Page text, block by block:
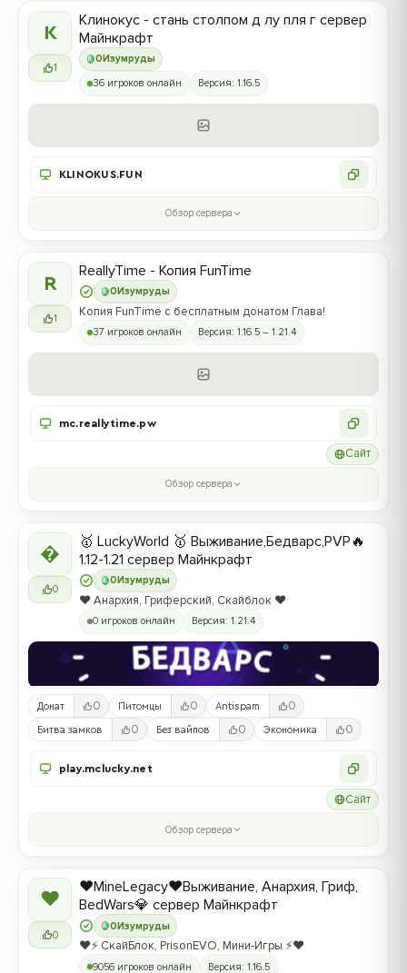
К
1
0 Изумруды
Клинокус - стань столпом д лу пля г сервер
Майнкрафт
36 игроков онлайн Версия: 1.16.5
KLINOKUS.FUN
Обзор сервера
R
1
0 Изумруды
ReallyTime - Копия FunTime
Копия FunTime с бесплатным донатом Глава!
37 игроков онлайн Версия: 1.16.5 – 1.21.4
mc.reallytime.pw
Сайт
Обзор сервера

0
0 Изумруды
🥇 LuckyWorld 🥇 Выживание,Бедварс,PVP🔥
1.12-1.21 сервер Майнкрафт
❤️ Анархия, Гриферский, Скайблок ❤️
0 игроков онлайн Версия: 1.21.4
Донат 0 Питомцы 0 Antispam 0
Битва замков 0 Без вайпов 0 Экономика 0
play.mclucky.net
Сайт
Обзор сервера
❤
0
0Изумруды
❤️MineLegacy❤️Выживание, Анархия, Гриф,
BedWars💎 сервер Майнкрафт
❤️⚡️ СкайБлок, PrisonEVO, Мини-Игры ⚡️❤️
9056 игроков онлайн Версия: 1.16.5